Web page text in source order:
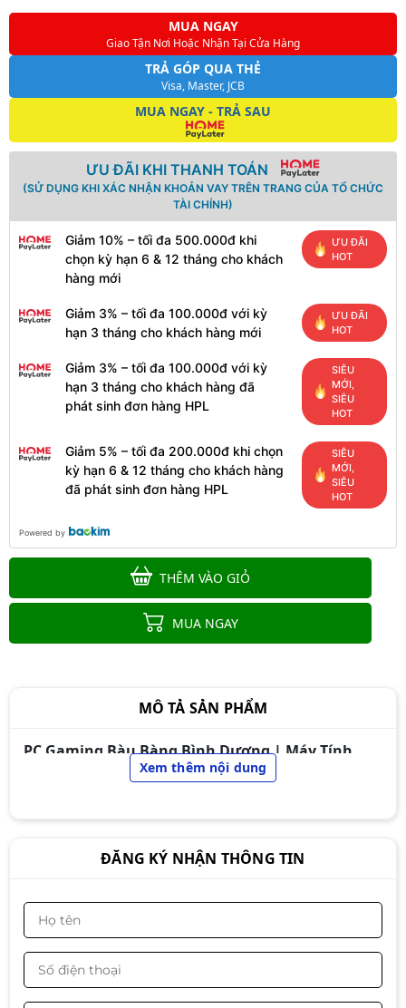
MUA NGAY
Giao Tận Nơi Hoặc Nhận Tại Cửa Hàng
TRẢ GÓP QUA THẺ
Visa, Master, JCB
MUA NGAY - TRẢ SAU
ƯU ĐÃI KHI THANH TOÁN
(SỬ DỤNG KHI XÁC NHẬN KHOẢN VAY TRÊN TRANG CỦA TỔ CHỨC
TÀI CHÍNH)
Giảm 10% – tối đa 500.000đ khi
chọn kỳ hạn 6 & 12 tháng cho khách
hàng mới
ƯU ĐÃI
HOT
Giảm 3% – tối đa 100.000đ với kỳ
hạn 3 tháng cho khách hàng mới
ƯU ĐÃI
HOT
Giảm 3% – tối đa 100.000đ với kỳ
hạn 3 tháng cho khách hàng đã
phát sinh đơn hàng HPL
SIÊU
MỚI,
SIÊU
HOT
Giảm 5% – tối đa 200.000đ khi chọn
kỳ hạn 6 & 12 tháng cho khách hàng
đã phát sinh đơn hàng HPL
SIÊU
MỚI,
SIÊU
HOT
Powered by
THÊM VÀO GIỎ
MUA NGAY
MÔ TẢ SẢN PHẨM
PC Gaming Bàu Bàng Bình Dương | Máy Tính
Chơi Game Bàu BàngXem thêm nội dung
ĐĂNG KÝ NHẬN THÔNG TIN